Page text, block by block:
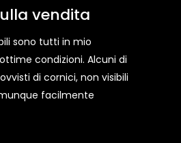
vendita
sono tutti in mio
condizioni. Alcuni di
di cornici, non visibili
facilmente